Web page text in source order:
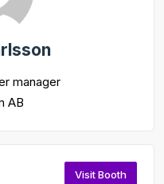
manager
AB
Visit Booth